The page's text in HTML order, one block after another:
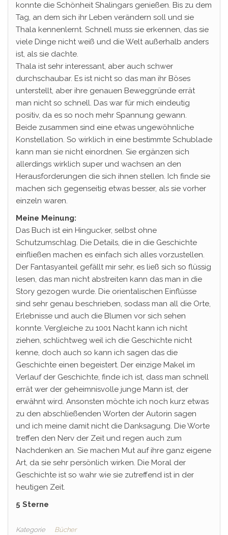
konnte die Schönheit Shalingars genießen. Bis zu dem
Tag, an dem sich ihr Leben verändern soll und sie
Thala kennenlernt. Schnell muss sie erkennen, das sie
viele Dinge nicht weiß und die Welt außerhalb anders
ist, als sie dachte.
Thala ist sehr interessant, aber auch schwer
durchschaubar. Es ist nicht so das man ihr Böses
unterstellt, aber ihre genauen Beweggründe errät
man nicht so schnell. Das war für mich eindeutig
positiv, da es so noch mehr Spannung gewann.
Beide zusammen sind eine etwas ungewöhnliche
Konstellation. So wirklich in eine bestimmte Schublade
kann man sie nicht einordnen. Sie ergänzen sich
allerdings wirklich super und wachsen an den
Herausforderungen die sich ihnen stellen. Ich finde sie
machen sich gegenseitig etwas besser, als sie vorher
einzeln waren.
Meine Meinung:
Das Buch ist ein Hingucker, selbst ohne
Schutzumschlag. Die Details, die in die Geschichte
einfließen machen es einfach sich alles vorzustellen.
Der Fantasyanteil gefällt mir sehr, es ließ sich so flüssig
lesen, das man nicht abstreiten kann das man in die
Story gezogen wurde. Die orientalischen Einflüsse
sind sehr genau beschrieben, sodass man all die Orte,
Erlebnisse und auch die Blumen vor sich sehen
konnte. Vergleiche zu 1001 Nacht kann ich nicht
ziehen, schlichtweg weil ich die Geschichte nicht
kenne, doch auch so kann ich sagen das die
Geschichte einen begeistert. Der einzige Makel im
Verlauf der Geschichte, finde ich ist, dass man schnell
errät wer der geheimnisvolle junge Mann ist, der
erwähnt wird. Ansonsten möchte ich noch kurz etwas
zu den abschließenden Worten der Autorin sagen
und ich meine damit nicht die Danksagung. Die Worte
treffen den Nerv der Zeit und regen auch zum
Nachdenken an. Sie machen Mut auf ihre ganz eigene
Art, da sie sehr persönlich wirken. Die Moral der
Geschichte ist so wahr wie sie zutreffend ist in der
heutigen Zeit.
5 Sterne
Kategorie Bücher